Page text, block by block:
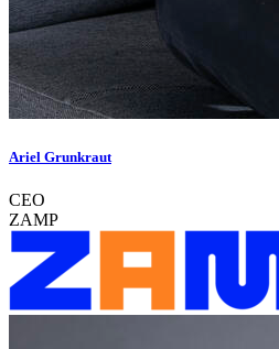
Ariel Grunkraut
CEO
ZAMP